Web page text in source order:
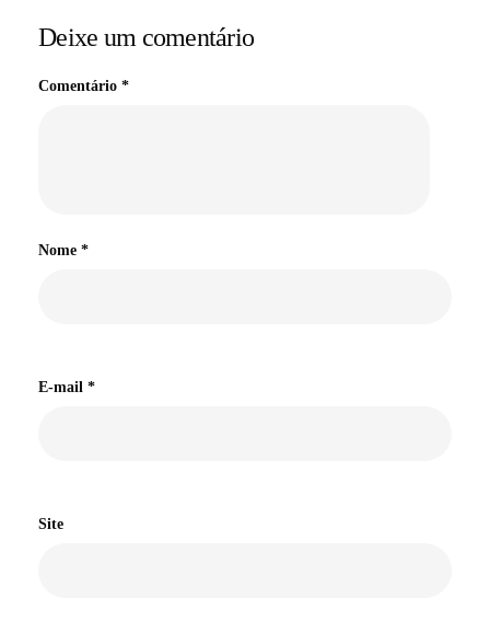
Deixe um comentário
Comentário *
Nome *
E-mail *
Site